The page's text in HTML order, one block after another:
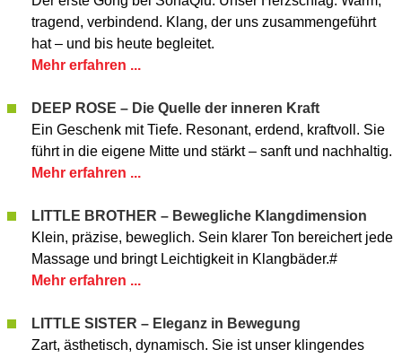
tragend, verbindend. Klang, der uns zusammengeführt
hat – und bis heute begleitet.
Mehr erfahren ...
DEEP ROSE – Die Quelle der inneren Kraft
Ein Geschenk mit Tiefe. Resonant, erdend, kraftvoll. Sie
führt in die eigene Mitte und stärkt – sanft und nachhaltig.
Mehr erfahren ...
LITTLE BROTHER – Bewegliche Klangdimension
Klein, präzise, beweglich. Sein klarer Ton bereichert jede
Massage und bringt Leichtigkeit in Klangbäder.#
Mehr erfahren ...
LITTLE SISTER – Eleganz in Bewegung
Zart, ästhetisch, dynamisch. Sie ist unser klingendes